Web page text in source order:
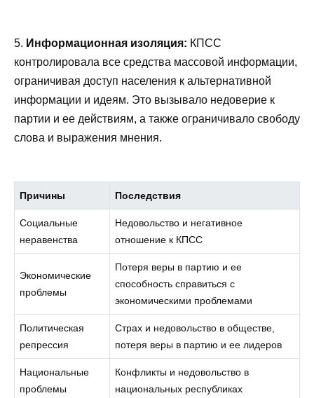
5. Информационная изоляция: КПСС
контролировала все средства массовой информации,
ограничивая доступ населения к альтернативной
информации и идеям. Это вызывало недоверие к
партии и ее действиям, а также ограничивало свободу
слова и выражения мнения.
Причины Последствия
Социальные
неравенства
Недовольство и негативное
отношение к КПСС
Экономические
проблемы
Потеря веры в партию и ее
способность справиться с
экономическими проблемами
Политическая
репрессия
Страх и недовольство в обществе,
потеря веры в партию и ее лидеров
Национальные
проблемы
Конфликты и недовольство в
национальных республиках